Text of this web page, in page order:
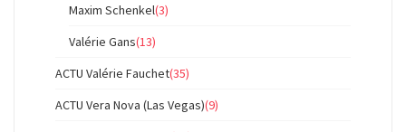
Maxim Schenkel(3)
Valérie Gans(13)
ACTU Valérie Fauchet(35)
ACTU Vera Nova (Las Vegas)(9)